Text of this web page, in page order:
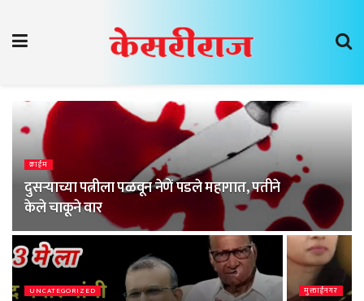
क्राईम
दुसऱ्याच्या पत्नीला पळवून नेणें पडले महागात, पतीने
केले चाकूने वार
UNCATEGORIZED मुक्ताईनगर